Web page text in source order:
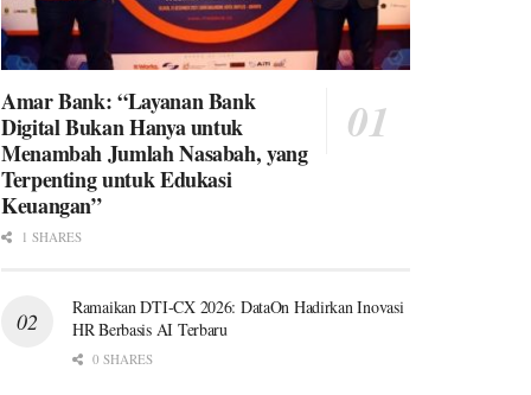
Amar Bank: “Layanan Bank
Digital Bukan Hanya untuk
Menambah Jumlah Nasabah, yang
Terpenting untuk Edukasi
Keuangan”
1 SHARES
Ramaikan DTI-CX 2026: DataOn Hadirkan Inovasi
HR Berbasis AI Terbaru
0 SHARES